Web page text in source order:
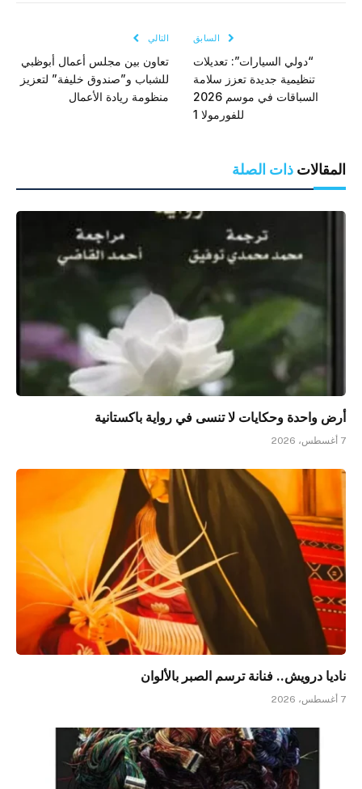
السابق
“دولي السيارات”: تعديلات
تنظيمية جديدة تعزز سلامة
السباقات في موسم 2026
للفورمولا 1
التالي
تعاون بين مجلس أعمال أبوظبي
للشباب و”صندوق خليفة” لتعزيز
منظومة ريادة الأعمال
المقالات ذات الصلة
أرض واحدة وحكايات لا تنسى في رواية باكستانية
7 أغسطس، 2026
ناديا درويش.. فنانة ترسم الصبر بالألوان
7 أغسطس، 2026